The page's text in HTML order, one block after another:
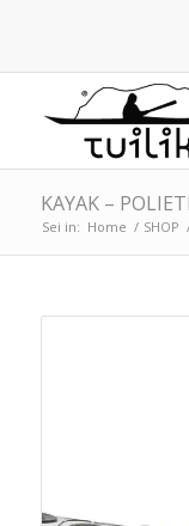
KAYAK –
Sei in: Home / SHOP